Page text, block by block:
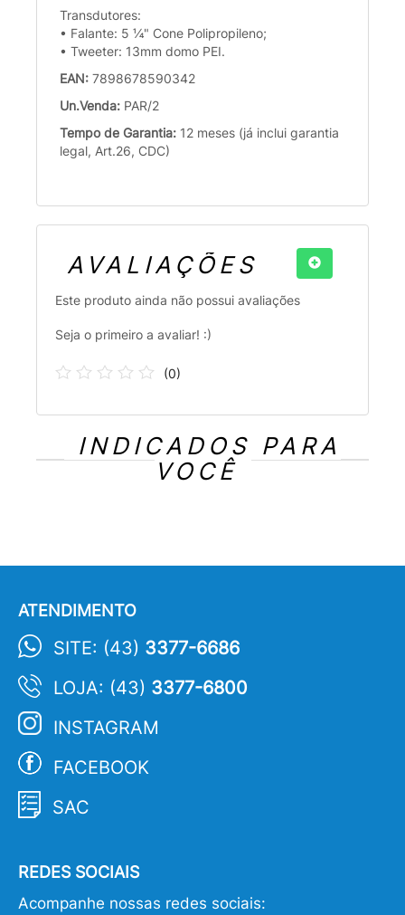
Transdutores:
• Falante: 5 ¼" Cone Polipropileno;
• Tweeter: 13mm domo PEI.
EAN: 7898678590342
Un.Venda: PAR/2
Tempo de Garantia: 12 meses (já inclui garantia
legal, Art.26, CDC)
AVALIAÇÕES
Este produto ainda não possui avaliações
Seja o primeiro a avaliar! :)
(0)
INDICADOS PARA
VOCÊ
ATENDIMENTO
SITE: (43) 3377-6686
LOJA: (43) 3377-6800
INSTAGRAM
FACEBOOK
SAC
REDES SOCIAIS
Acompanhe nossas redes sociais: